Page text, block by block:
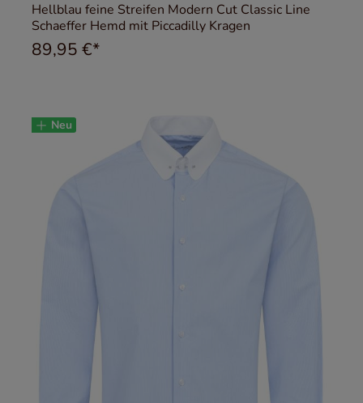
Hellblau feine Streifen Modern Cut Classic Line
Schaeffer Hemd mit Piccadilly Kragen
89,95 €*
Neu